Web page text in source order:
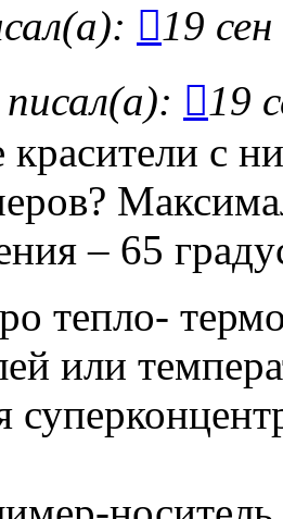
19
писал(а):
19
красители с
– 65
тепло-
или